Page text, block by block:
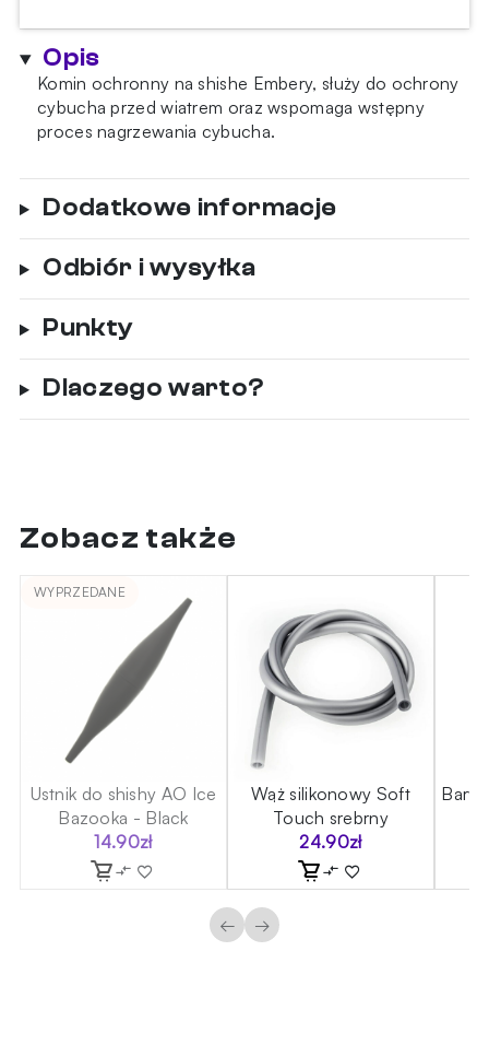
Silver
Snow
Opis
Komin ochronny na shishe Embery, służy do ochrony
cybucha przed wiatrem oraz wspomaga wstępny
proces nagrzewania cybucha.
Dodatkowe informacje
Odbiór i wysyłka
Punkty
Dlaczego warto?
Zobacz także
WYPRZEDANE
Ustnik do shishy AO Ice
Bazooka - Black
14.90zł
Wąż silikonowy Soft
Touch srebrny
24.90zł
← →